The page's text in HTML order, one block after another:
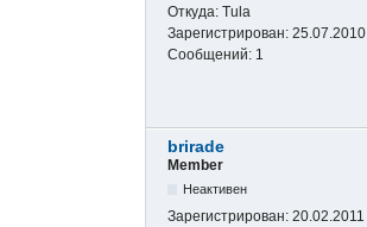
Откуда: Tula
Зарегистрирован: 25.07.2010
Сообщений: 1
brirade
Member
Неактивен
Зарегистрирован: 20.02.2011